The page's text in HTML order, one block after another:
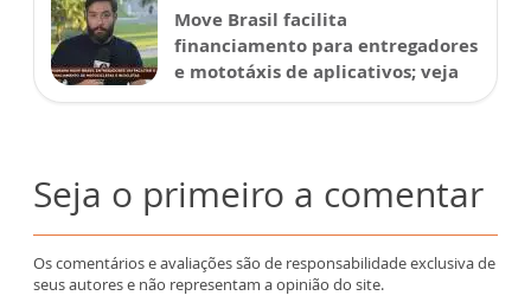
Move Brasil facilita
financiamento para entregadores
e mototáxis de aplicativos; veja
Seja o primeiro a comentar
Os comentários e avaliações são de responsabilidade exclusiva de
seus autores e não representam a opinião do site.